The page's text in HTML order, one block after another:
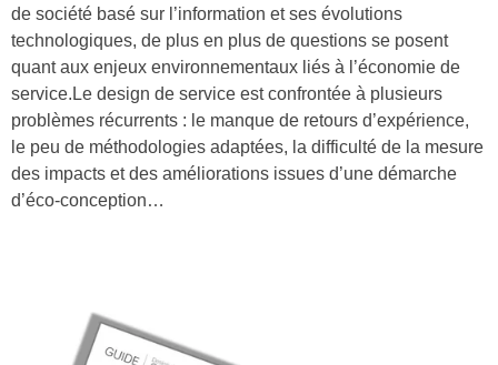
de société basé sur l’information et ses évolutions
technologiques, de plus en plus de questions se posent
quant aux enjeux environnementaux liés à l’économie de
service.Le design de service est confrontée à plusieurs
problèmes récurrents : le manque de retours d’expérience,
le peu de méthodologies adaptées, la difficulté de la mesure
des impacts et des améliorations issues d’une démarche
d’éco-conception…